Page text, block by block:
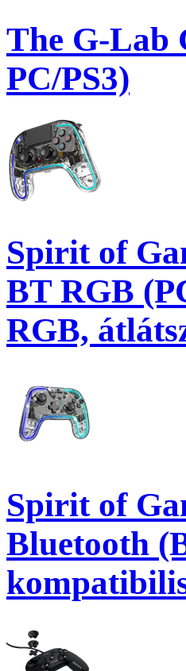
The G-Lab
PC/PS3)
Spirit of
BT RGB
RGB,
Spirit of
Bluetooth